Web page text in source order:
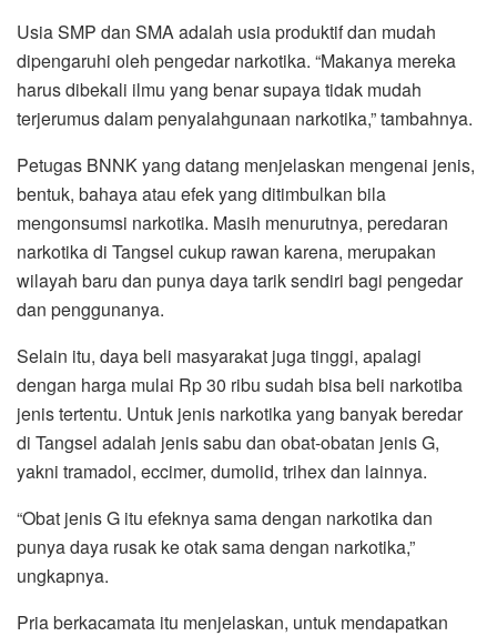
Usia SMP dan SMA adalah usia produktif dan mudah
dipengaruhi oleh pengedar narkotika. “Makanya mereka
harus dibekali ilmu yang benar supaya tidak mudah
terjerumus dalam penyalahgunaan narkotika,” tambahnya.
Petugas BNNK yang datang menjelaskan mengenai jenis,
bentuk, bahaya atau efek yang ditimbulkan bila
mengonsumsi narkotika. Masih menurutnya, peredaran
narkotika di Tangsel cukup rawan karena, merupakan
wilayah baru dan punya daya tarik sendiri bagi pengedar
dan penggunanya.
Selain itu, daya beli masyarakat juga tinggi, apalagi
dengan harga mulai Rp 30 ribu sudah bisa beli narkotiba
jenis tertentu. Untuk jenis narkotika yang banyak beredar
di Tangsel adalah jenis sabu dan obat-obatan jenis G,
yakni tramadol, eccimer, dumolid, trihex dan lainnya.
“Obat jenis G itu efeknya sama dengan narkotika dan
punya daya rusak ke otak sama dengan narkotika,”
ungkapnya.
Pria berkacamata itu menjelaskan, untuk mendapatkan